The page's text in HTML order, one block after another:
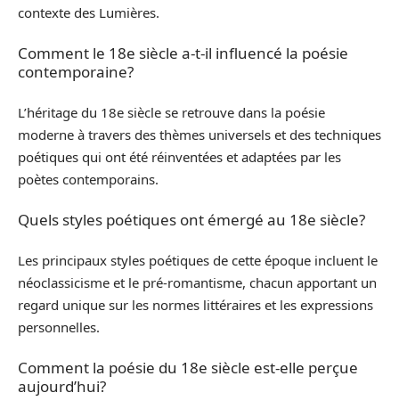
contexte des Lumières.
Comment le 18e siècle a-t-il influencé la poésie
contemporaine?
L’héritage du 18e siècle se retrouve dans la poésie
moderne à travers des thèmes universels et des techniques
poétiques qui ont été réinventées et adaptées par les
poètes contemporains.
Quels styles poétiques ont émergé au 18e siècle?
Les principaux styles poétiques de cette époque incluent le
néoclassicisme et le pré-romantisme, chacun apportant un
regard unique sur les normes littéraires et les expressions
personnelles.
Comment la poésie du 18e siècle est-elle perçue
aujourd’hui?